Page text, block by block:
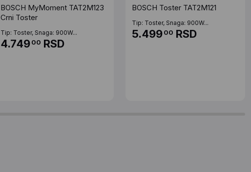
BOSCH MyMoment TAT2M123
Crni Toster
Tip: Toster, Snaga: 900W...
4.74900 RSD
BOSCH Toster TAT2M121
Tip: Toster, Snaga: 900W...
5.49900 RSD